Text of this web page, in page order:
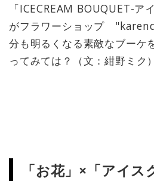
「ICECREAM BOUQUET-ア
がフラワーショップ
分も明るくなる素敵なブーケ
ってみては？（文：紺野ミク）
「お花」×「アイ